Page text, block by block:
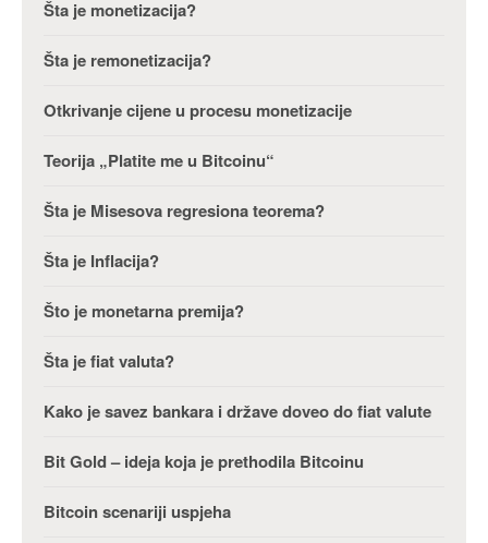
Šta je monetizacija?
Šta je remonetizacija?
Otkrivanje cijene u procesu monetizacije
Teorija „Platite me u Bitcoinu“
Šta je Misesova regresiona teorema?
Šta je Inflacija?
Što je monetarna premija?
Šta je fiat valuta?
Kako je savez bankara i države doveo do fiat valute
Bit Gold – ideja koja je prethodila Bitcoinu
Bitcoin scenariji uspjeha